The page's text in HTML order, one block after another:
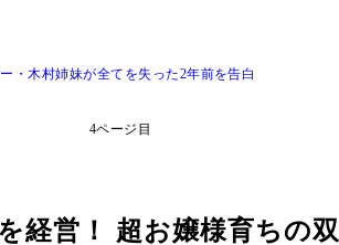
・木村姉妹が全てを失った2年前を告白
4ページ目
経営！ 超お嬢様育ちの